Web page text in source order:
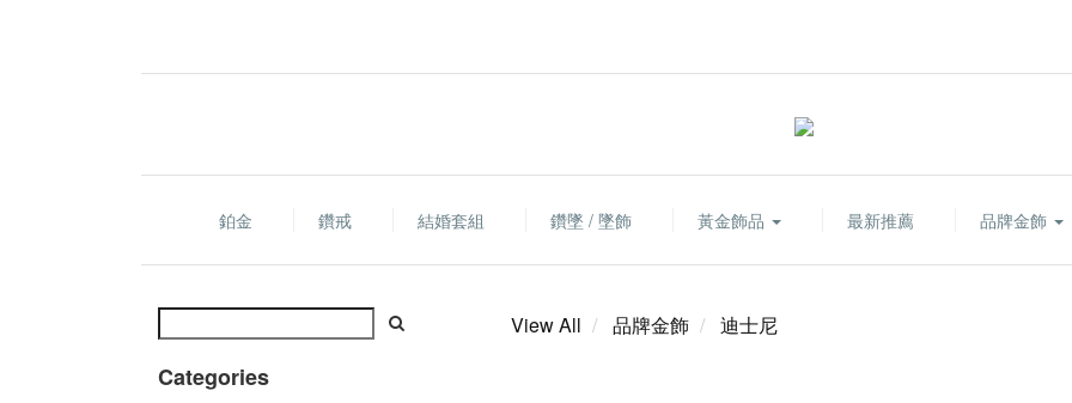
鉑金 鑽戒 結婚套組 鑽墜 / 墜飾 黃金飾品 最新推薦 品牌金飾
Categories
View All 品牌金飾 迪士尼